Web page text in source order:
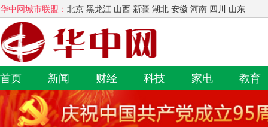
华中网城市联盟： 北京 黑龙江 山西 新疆 湖北 安徽 河南 四川 山东
首页 新闻 财经 科技 家电 教育